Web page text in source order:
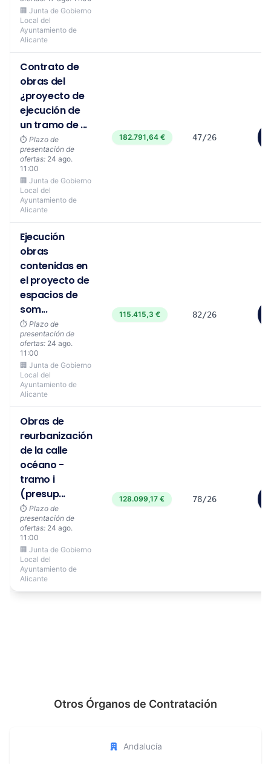
🏢 Junta de Gobierno
Local del
Ayuntamiento de
Alicante
Contrato de
obras del
¿proyecto de
ejecución de
un tramo de ...
⏱️ Plazo de
presentación de
ofertas: 24 ago.
11:00
🏢 Junta de Gobierno
Local del
Ayuntamiento de
Alicante
182.791,64 € 47/26
Ejecución
obras
contenidas en
el proyecto de
espacios de
som...
⏱️ Plazo de
presentación de
ofertas: 24 ago.
11:00
🏢 Junta de Gobierno
Local del
Ayuntamiento de
Alicante
115.415,3 € 82/26
Obras de
reurbanización
de la calle
océano -
tramo i
(presup...
⏱️ Plazo de
presentación de
ofertas: 24 ago.
11:00
🏢 Junta de Gobierno
Local del
Ayuntamiento de
Alicante
128.099,17 € 78/26
Otros Órganos de Contratación
Andalucía